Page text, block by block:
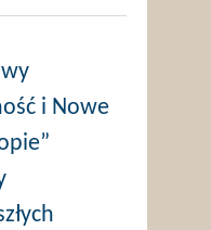
i Nowe